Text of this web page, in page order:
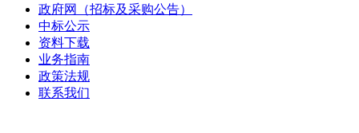
政府网（招标及采购公告）
中标公示
资料下载
业务指南
政策法规
联系我们